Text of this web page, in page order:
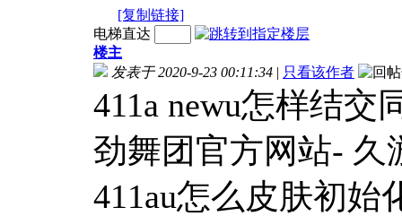
[复制链接]
电梯直达
楼主
发表于 2020-9-23 00:11:34 | 只看该作者
411a newu怎样结交
劲舞团官方网站- 久
411au怎么皮肤初始